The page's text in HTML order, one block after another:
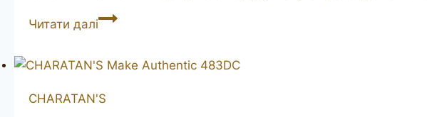
Читати даліBREBBIA
2
CHARATAN'S